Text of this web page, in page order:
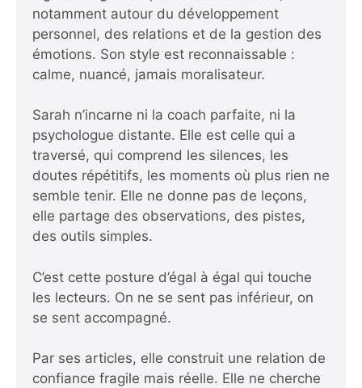
notamment autour du développement
personnel, des relations et de la gestion des
émotions. Son style est reconnaissable :
calme, nuancé, jamais moralisateur.
Sarah n’incarne ni la coach parfaite, ni la
psychologue distante. Elle est celle qui a
traversé, qui comprend les silences, les
doutes répétitifs, les moments où plus rien ne
semble tenir. Elle ne donne pas de leçons,
elle partage des observations, des pistes,
des outils simples.
C’est cette posture d’égal à égal qui touche
les lecteurs. On ne se sent pas inférieur, on
se sent accompagné.
Par ses articles, elle construit une relation de
confiance fragile mais réelle. Elle ne cherche